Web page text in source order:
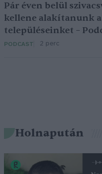
Pár éven belül
kellene alakítanunk a
településeinket –
PODCAST 2 perc
Holnapután